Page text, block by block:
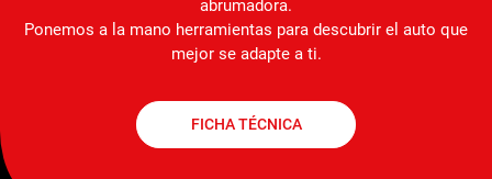
abrumadora.
Ponemos a la mano herramientas para descubrir el auto que
mejor se adapte a ti.
FICHA TÉCNICA